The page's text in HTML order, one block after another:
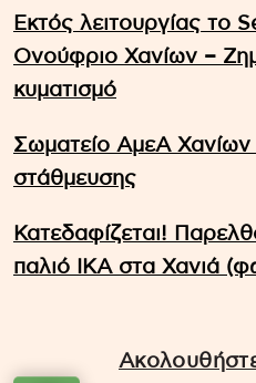
Εκτός λειτουργίας το
Ονούφριο Χανίων –
κυματισμό
Σωματείο ΑμεΑ Χανίων
στάθμευσης
Κατεδαφίζεται!
παλιό ΙΚΑ στα Χανιά